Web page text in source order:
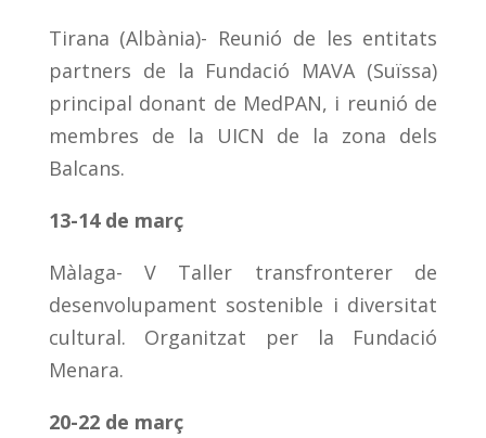
Tirana (Albània)- Reunió de les entitats
partners de la Fundació MAVA (Suïssa)
principal donant de MedPAN, i reunió de
membres de la UICN de la zona dels
Balcans.
13-14 de març
Màlaga- V Taller transfronterer de
desenvolupament sostenible i diversitat
cultural. Organitzat per la Fundació
Menara.
20-22 de març